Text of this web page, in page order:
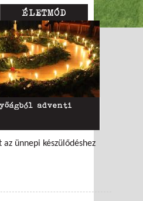
ÉLETMÓD
adventi
ünnepi készülődéshez